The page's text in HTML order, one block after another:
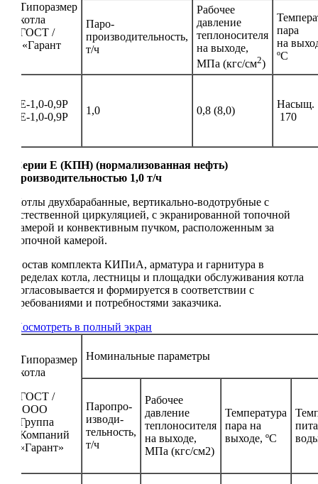
Типоразмер
котла
ГОСТ /
«Гарант
Паро-
производительность,
т/ч
Рабочее
давление
теплоносителя
на выходе,
МПа (кгс/см2)
пара
на
ºС
Е-1,0-0,9Р
Е-1,0-0,9Р
1,0 0,8 (8,0)
Насыщ.
170
Серии Е (КПН) (нормализованная нефть)
производительностью 1,0 т/ч
Котлы двухбарабанные, вертикально-водотрубные с
естественной циркуляцией, с экранированной топочной
камерой и конвективным пучком, расположенным за
топочной камерой.
Состав комплекта КИПиА, арматура и гарнитура в
пределах котла, лестницы и площадки обслуживания котла
согласовывается и формируется в соответствии с
требованиями и потребностями заказчика.
Посмотреть в полный экран
Типоразмер
котла
ГОСТ /
ООО
Группа
Компаний
«Гарант»
Номинальные параметры
Паропро-
изводи-
тельность,
т/ч
Рабочее
давление
теплоносителя
на выходе,
МПа (кгс/см2)
Температура
пара на
выходе, ºС